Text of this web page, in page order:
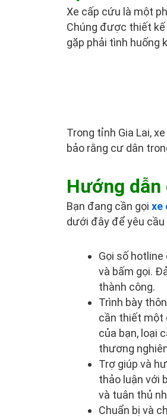
Xe cấp cứu là một
Chúng được thiết
gặp phải tình huống
Trong tỉnh Gia Lai,
bảo rằng cư dân
Hướng
Bạn đang cần gọi xe
dưới đây để yêu
Gọi số
và bấm gọi.
thành công.
Trình bày
cần thiết một
của bạn, loại
thương
Trợ giúp và
thảo luận với
và tuân thủ
Chuẩn bị và